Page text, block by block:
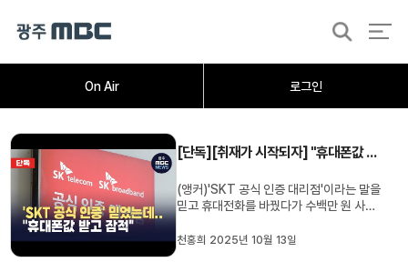
On Air 로그인
검
오늘의뉴스뉴스데스크 취재가시작되자
[단독][취재가 시작되자] "휴대폰값 받고 잠적"...광주 SKT대리점서 수십 명 피해
(앵커)'SKT 공식 인증 대리점'이라는 말을
믿고 휴대전화를 바꿨다가 수백만 원 사기
부 대리점의 일탈일 뿐"이라며 책임을 회피
천홍희 2025년 10월 13일